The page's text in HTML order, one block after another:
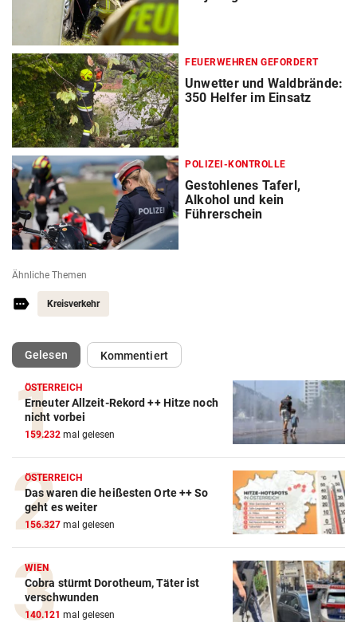
FEUERWEHREN GEFORDERT
Unwetter und Waldbrände:
350 Helfer im Einsatz
POLIZEI-KONTROLLE
Gestohlenes Taferl,
Alkohol und kein
Führerschein
Ähnliche Themen
Kreisverkehr
Gelesen(ausgewählt)Kommentiert
ÖSTERREICH
Erneuter Allzeit-Rekord ++ Hitze noch
nicht vorbei
159.232 mal gelesen
ÖSTERREICH
Das waren die heißesten Orte ++ So
geht es weiter
156.327 mal gelesen
WIEN
Cobra stürmt Dorotheum, Täter ist
verschwunden
140.121 mal gelesen